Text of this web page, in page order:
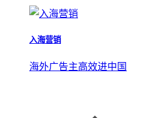
入海营销
海外广告主高效进中国